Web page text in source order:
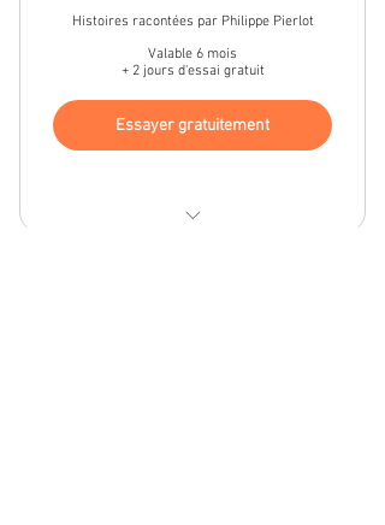
Histoires racontées par Philippe Pierlot
Valable 6 mois
+ 2 jours d'essai gratuit
Essayer gratuitement